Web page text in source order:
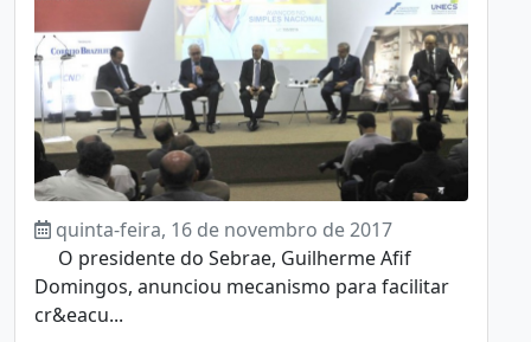
quinta-feira, 16 de novembro de 2017
O presidente do Sebrae, Guilherme Afif
Domingos, anunciou mecanismo para facilitar
cr&eacu...